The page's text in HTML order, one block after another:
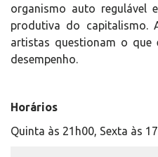
organismo auto regulável
produtiva do capitalismo.
artistas questionam o que
desempenho.
Horários
Quinta às 21h00, Sexta às